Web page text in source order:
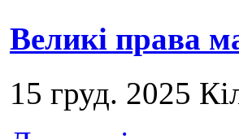
Великі права
15 груд. 2025